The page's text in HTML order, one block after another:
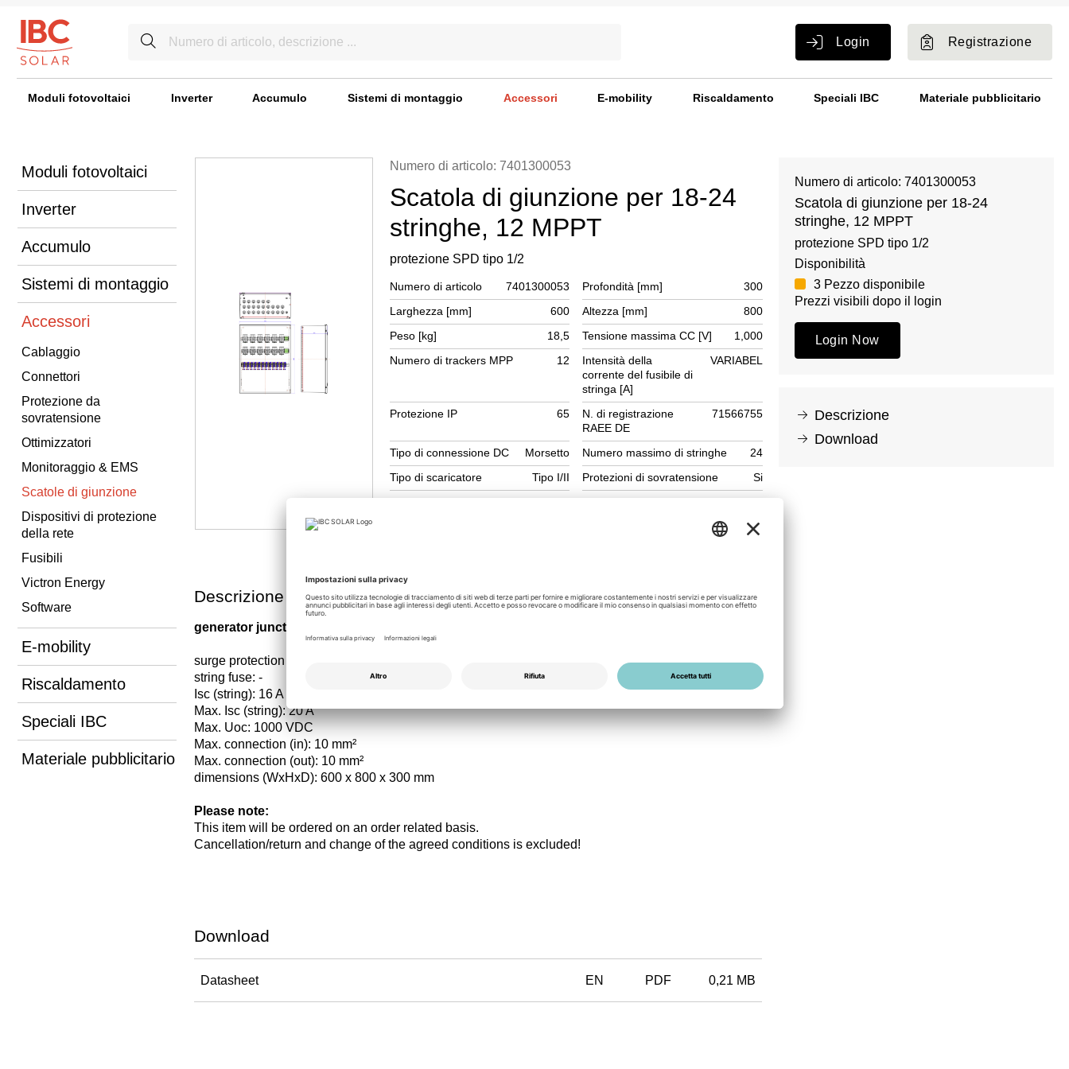
Login Registrazione
Moduli fotovoltaici Inverter Accumulo Sistemi di montaggio Accessori E-mobility Riscaldamento Speciali IBC Materiale pubblicitario
Moduli fotovoltaici
Inverter
Accumulo
Sistemi di montaggio
Accessori
Cablaggio
Connettori
Protezione da
sovratensione
Ottimizzatori
Monitoraggio & EMS
Scatole di giunzione
Dispositivi di protezione
della rete
Fusibili
Victron Energy
Software
E-mobility
Riscaldamento
Speciali IBC
Materiale pubblicitario
Numero di articolo: 7401300053
Scatola di giunzione per 18-24
stringhe, 12 MPPT
protezione SPD tipo 1/2
Numero di articolo 7401300053 Profondità [mm]
300
Larghezza [mm]
600 Altezza [mm]
800
Peso [kg]
18,5 Tensione massima CC [V]
1,000
Numero di trackers MPP
12
Intensità della
corrente del fusibile di
stringa [A]
VARIABEL
Protezione IP 65
N. di registrazione
RAEE DE
71566755
Tipo di connessione DC Morsetto Numero massimo di stringhe
24
Tipo di scaricatore
Tipo I/II Protezioni di sovratensione
Si
Descrizione
generator junction box for 18-24 strings
surge protection device: Type 1/2
string fuse: -
Isc (string): 16 A
Max. Isc (string): 20 A
Max. Uoc: 1000 VDC
Max. connection (in): 10 mm²
Max. connection (out): 10 mm²
dimensions (WxHxD): 600 x 800 x 300 mm
Please note:
This item will be ordered on an order related basis.
Cancellation/return and change of the agreed conditions is excluded!
Download
Datasheet EN PDF 0,21 MB
Numero di articolo: 7401300053
Scatola di giunzione per 18-24
stringhe, 12 MPPT
protezione SPD tipo 1/2
Disponibilità
3 Pezzo disponibile
Prezzi visibili dopo il login
Login Now
Descrizione
Download